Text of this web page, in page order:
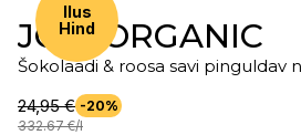
Ilus
Hind
JOIK ORGANIC
Šokolaadi & roosa savi pinguldav
24,95 € -20%
332.67 €/l